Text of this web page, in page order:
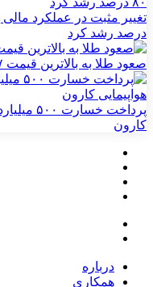
درصد رشد کرد
صعود طلا به بالاترین قیمت ۷ هفته اخیر
پرداخت
کارون
درباره
همکاری